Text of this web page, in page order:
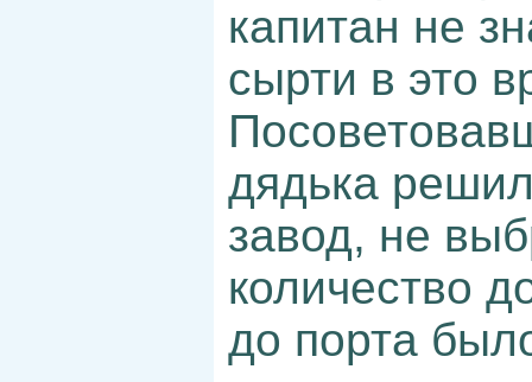
капитан не
сырти в это
дядька
завод, не
количество
до порта